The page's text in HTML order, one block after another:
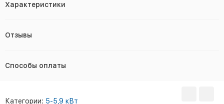
Характеристики
Отзывы
Способы оплаты
Категории: 5-5,9 кВт